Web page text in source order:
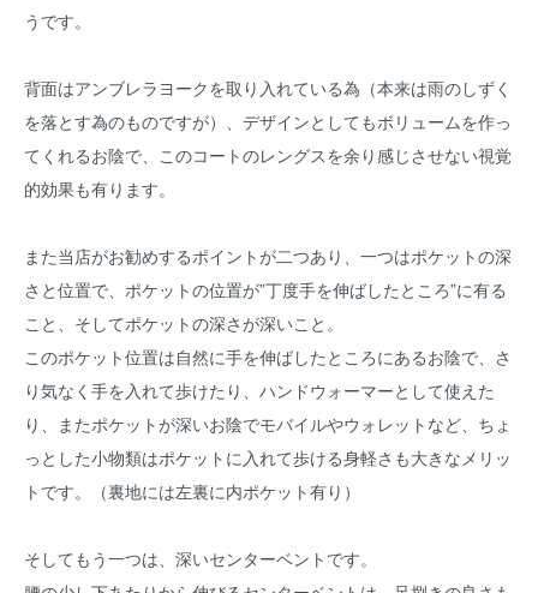
うです。
背面はアンブレラヨークを取り入れている為（本来は雨のしずく
を落とす為のものですが）、デザインとしてもボリュームを作っ
てくれるお陰で、このコートのレングスを余り感じさせない視覚
的効果も有ります。
また当店がお勧めするポイントが二つあり、一つはポケットの深
さと位置で、ポケットの位置が”丁度手を伸ばしたところ”に有る
こと、そしてポケットの深さが深いこと。
このポケット位置は自然に手を伸ばしたところにあるお陰で、さ
り気なく手を入れて歩けたり、ハンドウォーマーとして使えた
り、またポケットが深いお陰でモバイルやウォレットなど、ちょ
っとした小物類はポケットに入れて歩ける身軽さも大きなメリッ
トです。（裏地には左裏に内ポケット有り）
そしてもう一つは、深いセンターベントです。